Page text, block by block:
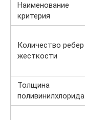
Наименование
критерия
Количество ребер
жесткости
Толщина
поливинилхлорида